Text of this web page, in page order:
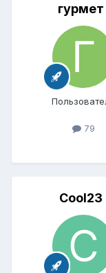
гурмет
79
Cool23